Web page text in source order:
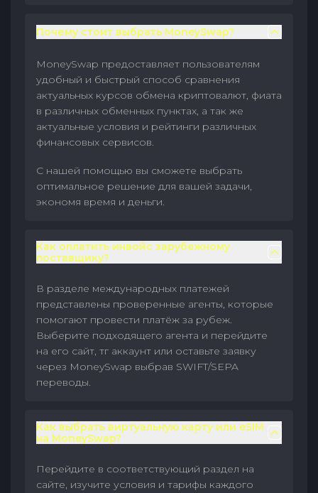
Почему стоит выбрать MoneySwap?
MoneySwap предоставляет пользователям
удобный и быстрый способ сравнения
актуальных курсов обмена криптовалют, фиата
в различных обменных пунктах, а так же
актуальные условия и рейтинги различных
финансовых сервисов.
С нашей помощью вы сможете выбрать
оптимальное решение для вашей задачи,
экономя время и деньги.
Как оплатить инвойс зарубежному
поставщику?
В разделе международных платежей
представлены проверенные агенты, которые
помогают провести платёж за рубеж.
Выберите подходящего агента и перейдите
на его сайт, тг аккаунт или оставьте заявку
через MoneySwap выбрав SWIFT/SEPA
переводы.
Как выбрать виртуальную карту или eSIM
на MoneySwap?
Перейдите в соответствующий раздел на
сайте, изучите условия и тарифы каждого